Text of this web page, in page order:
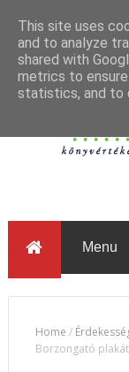
Home /
Borzongató
This site uses
and to analyze
shared with
metrics to
statistics, and to